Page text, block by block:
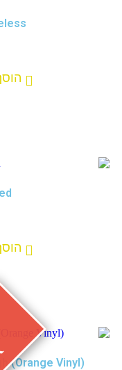
(Orange Vinyl)